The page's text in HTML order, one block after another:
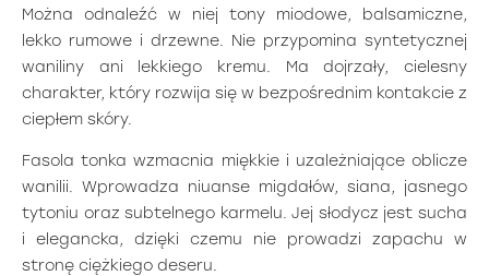
Można odnaleźć w niej tony miodowe, balsamiczne,
lekko rumowe i drzewne. Nie przypomina syntetycznej
waniliny ani lekkiego kremu. Ma dojrzały, cielesny
charakter, który rozwija się w bezpośrednim kontakcie z
ciepłem skóry.
Fasola tonka wzmacnia miękkie i uzależniające oblicze
wanilii. Wprowadza niuanse migdałów, siana, jasnego
tytoniu oraz subtelnego karmelu. Jej słodycz jest sucha
i elegancka, dzięki czemu nie prowadzi zapachu w
stronę ciężkiego deseru.